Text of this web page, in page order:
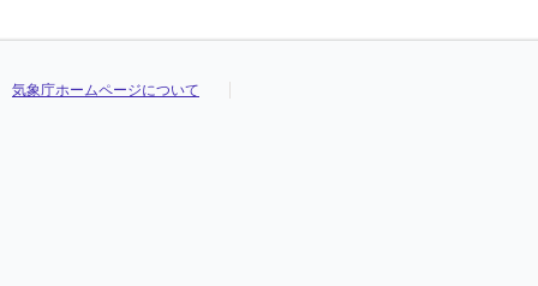
気象庁ホームページについて